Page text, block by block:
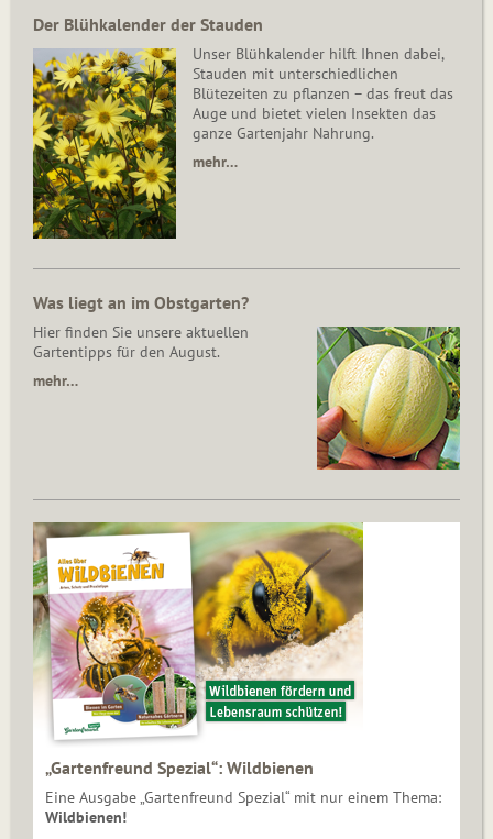
Der Blühkalender der Stauden
Unser Blühkalender hilft Ihnen dabei,
Stauden mit unterschiedlichen
Blütezeiten zu pflanzen – das freut das
Auge und bietet vielen Insekten das
ganze Gartenjahr Nahrung.
mehr…
Was liegt an im Obstgarten?
Hier finden Sie unsere aktuellen
Gartentipps für den August.
mehr…
„Gartenfreund Spezial“: Wildbienen
Eine Ausgabe „Gartenfreund Spezial“ mit nur einem Thema:
Wildbienen!